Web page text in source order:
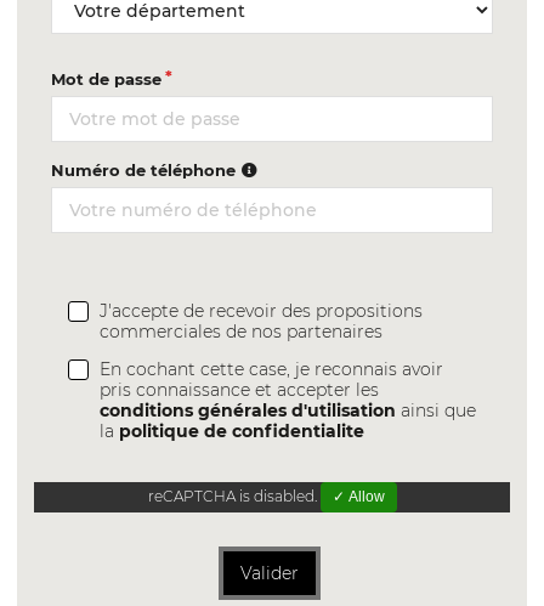
Mot de passe
Numéro de téléphone
J'accepte de recevoir des propositions
commerciales de nos partenaires
En cochant cette case, je reconnais avoir
pris connaissance et accepter les
conditions générales d'utilisation ainsi que
la politique de confidentialite
reCAPTCHA is disabled. ✓ Allow
Valider